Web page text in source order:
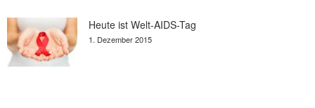
Heute ist Welt-AIDS-Tag
1. Dezember 2015